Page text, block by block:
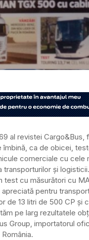
al revistei Cargo&Bus,
îmbină, ca de obicei,
comerciale cu cele
transporturilor și logisticii.
test cu măsurători cu
pentru
de 13 litri de 500 CP și
pe larg rezultatele
Group, importatorul